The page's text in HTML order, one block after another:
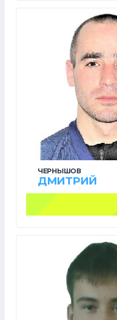
ЧЕРНЫШОВ
ДМИТРИЙ